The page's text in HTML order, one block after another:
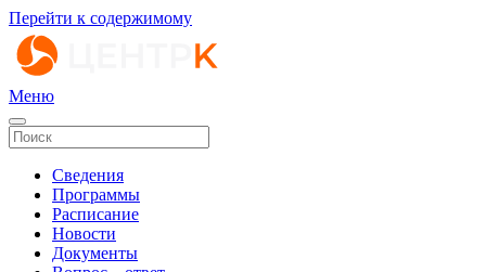
Перейти к содержимому
Меню
Сведения
Программы
Расписание
Новости
Документы